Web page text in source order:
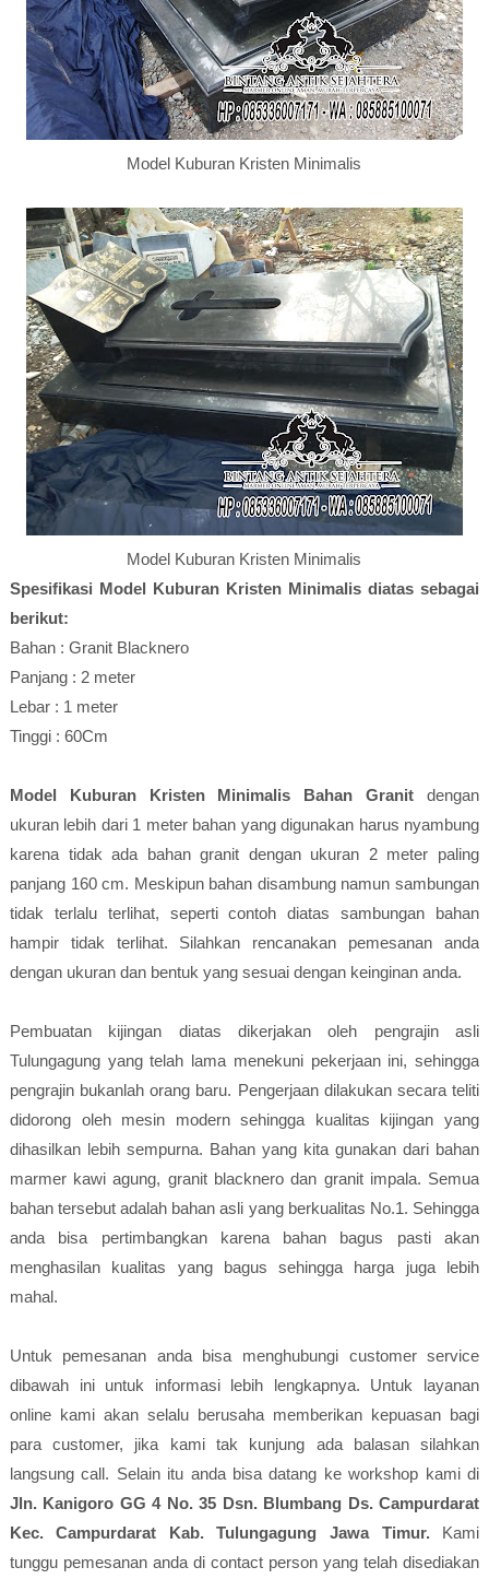
Model Kuburan Kristen Minimalis
Model Kuburan Kristen Minimalis
Spesifikasi Model Kuburan Kristen Minimalis diatas sebagai
berikut:
Bahan : Granit Blacknero
Panjang : 2 meter
Lebar : 1 meter
Tinggi : 60Cm
Model Kuburan Kristen Minimalis Bahan Granitdengan
ukuran lebih dari 1 meter bahan yang digunakan harus nyambung
karena tidak ada bahan granit dengan ukuran 2 meter paling
panjang 160 cm. Meskipun bahan disambung namun sambungan
tidak terlalu terlihat, seperti contoh diatas sambungan bahan
hampir tidak terlihat. Silahkan rencanakan pemesanan anda
dengan ukuran dan bentuk yang sesuai dengan keinginan anda.
Pembuatan kijingan diatas dikerjakan oleh pengrajin asli
Tulungagung yang telah lama menekuni pekerjaan ini, sehingga
pengrajin bukanlah orang baru. Pengerjaan dilakukan secara teliti
didorong oleh mesin modern sehingga kualitas kijingan yang
dihasilkan lebih sempurna. Bahan yang kita gunakan dari bahan
marmer kawi agung, granit blacknero dan granit impala. Semua
bahan tersebut adalah bahan asli yang berkualitas No.1. Sehingga
anda bisa pertimbangkan karena bahan bagus pasti akan
menghasilan kualitas yang bagus sehingga harga juga lebih
mahal.
Untuk pemesanan anda bisa menghubungi customer service
dibawah ini untuk informasi lebih lengkapnya. Untuk layanan
online kami akan selalu berusaha memberikan kepuasan bagi
para customer, jika kami tak kunjung ada balasan silahkan
langsung call. Selain itu anda bisa datang ke workshop kami di
Jln. Kanigoro GG 4 No. 35 Dsn. Blumbang Ds. Campurdarat
Kec. Campurdarat Kab. Tulungagung Jawa Timur.Kami
tunggu pemesanan anda di contact person yang telah disediakan